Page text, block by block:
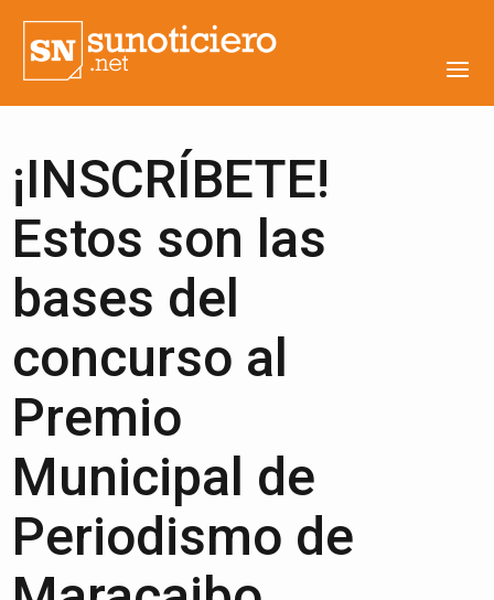
¡INSCRÍBETE!
Estos son las
bases del
concurso al
Premio
Municipal de
Periodismo de